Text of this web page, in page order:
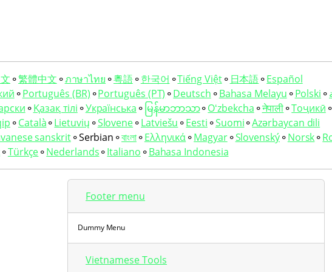
⚬繁體中文 ⚬ภาษาไทย ⚬粵語⚬한국어 ⚬Tiếng Việt⚬ 日本語⚬Español
⚬Português (BR) ⚬Português (PT) ⚬Deutsch ⚬Bahasa Melayu ⚬Polski ⚬
⚬Қазақ тілі ⚬Українська ⚬မြန်မာဘာသာ⚬Oʻzbekcha ⚬नेपाली⚬Тоҷикӣ ⚬
⚬Català⚬Lietuvių ⚬Slovene⚬Latviešu ⚬Eesti ⚬Suomi⚬Azərbaycan dili
sanskrit⚬Serbian ⚬বাংলা⚬Ελληνικά⚬Magyar⚬Slovenský⚬Norsk⚬
⚬Türkçe⚬Nederlands⚬Italiano ⚬Bahasa Indonesia
Footer menu
Dummy Menu
Vietnamese Tools